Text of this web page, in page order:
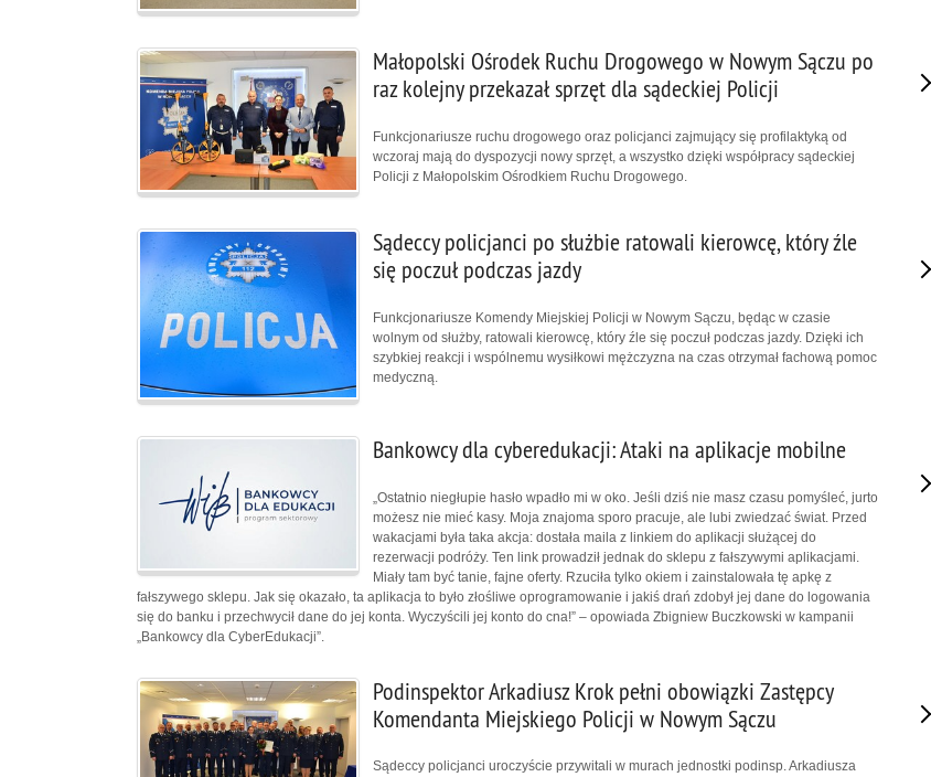
Małopolski Ośrodek Ruchu Drogowego w Nowym Sączu po
raz kolejny przekazał sprzęt dla sądeckiej Policji
Funkcjonariusze ruchu drogowego oraz policjanci zajmujący się profilaktyką od
wczoraj mają do dyspozycji nowy sprzęt, a wszystko dzięki współpracy sądeckiej
Policji z Małopolskim Ośrodkiem Ruchu Drogowego.
Sądeccy policjanci po służbie ratowali kierowcę, który źle
się poczuł podczas jazdy
Funkcjonariusze Komendy Miejskiej Policji w Nowym Sączu, będąc w czasie
wolnym od służby, ratowali kierowcę, który źle się poczuł podczas jazdy. Dzięki ich
szybkiej reakcji i wspólnemu wysiłkowi mężczyzna na czas otrzymał fachową pomoc
medyczną.
Bankowcy dla cyberedukacji: Ataki na aplikacje mobilne
„Ostatnio niegłupie hasło wpadło mi w oko. Jeśli dziś nie masz czasu pomyśleć, jurto
możesz nie mieć kasy. Moja znajoma sporo pracuje, ale lubi zwiedzać świat. Przed
wakacjami była taka akcja: dostała maila z linkiem do aplikacji służącej do
rezerwacji podróży. Ten link prowadził jednak do sklepu z fałszywymi aplikacjami.
Miały tam być tanie, fajne oferty. Rzuciła tylko okiem i zainstalowała tę apkę z
fałszywego sklepu. Jak się okazało, ta aplikacja to było złośliwe oprogramowanie i jakiś drań zdobył jej dane do logowania
się do banku i przechwycił dane do jej konta. Wyczyścili jej konto do cna!” – opowiada Zbigniew Buczkowski w kampanii
„Bankowcy dla CyberEdukacji”.
Podinspektor Arkadiusz Krok pełni obowiązki Zastępcy
Komendanta Miejskiego Policji w Nowym Sączu
Sądeccy policjanci uroczyście przywitali w murach jednostki podinsp. Arkadiusza